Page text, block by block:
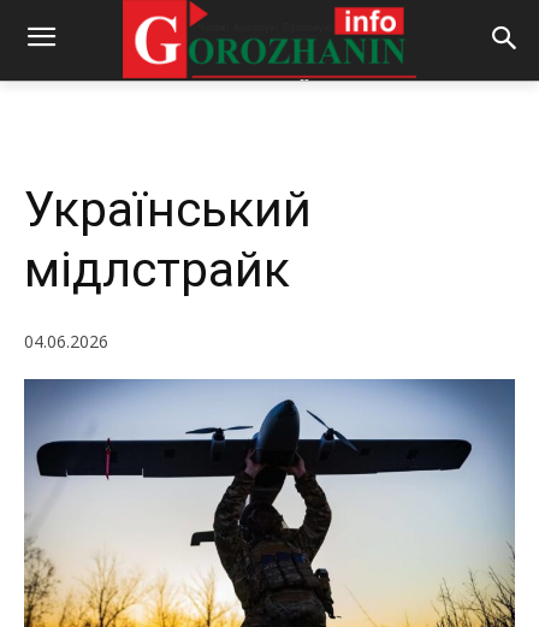
By REDACTOR - 04.06.2026 272
Український
мідлстрайк
04.06.2026